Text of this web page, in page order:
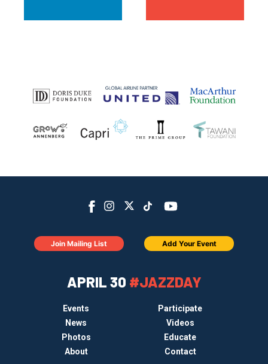
APRIL 30 #JAZZDAY
Events
Participate
News
Videos
Photos
Educate
About
Contact
Join Mailing List Add Your Event